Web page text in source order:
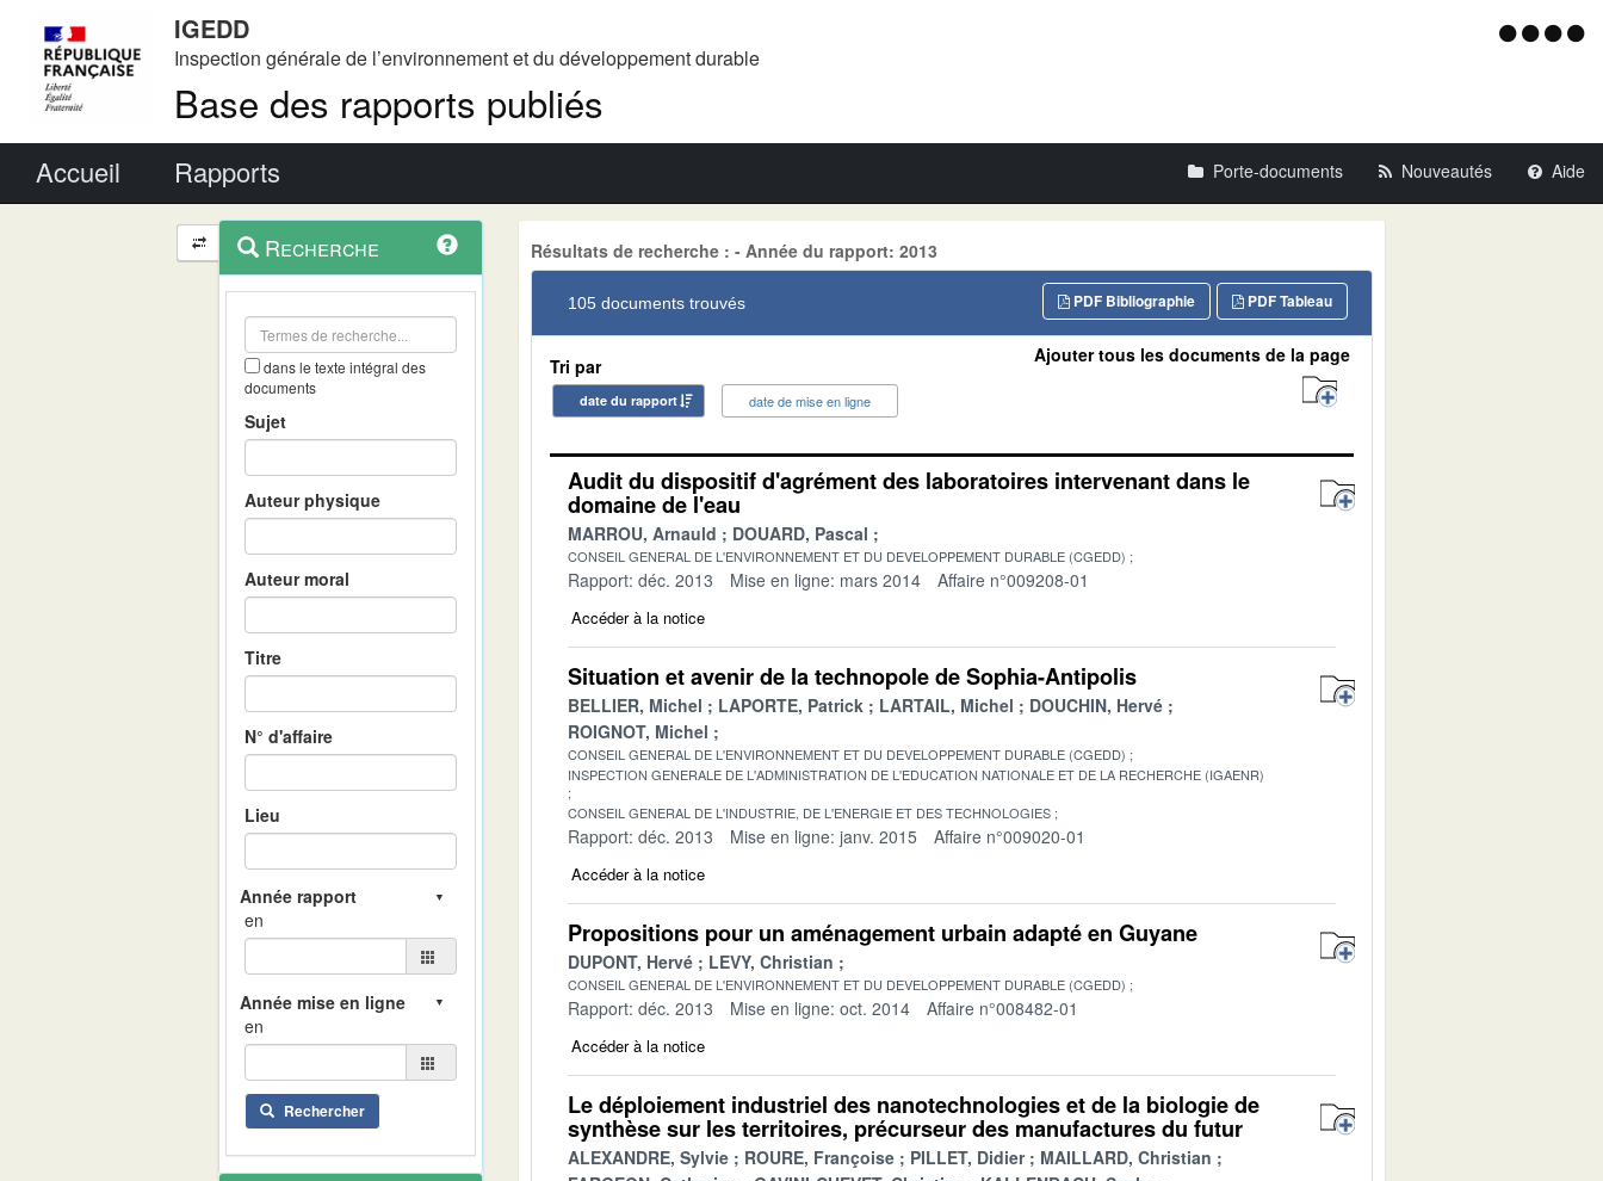
IGEDD
Inspection générale de l’environnement et du développement durable
Base des rapports publiés
Menu
Accueil Rapports Porte-documents Nouveautés Aide
Navigation
et
outils
contextuel
Recherche
dans le texte intégral des
documents
Sujet
Auteur physique
Auteur moral
Titre
N° d'affaire
Lieu
en
en
Rechercher
Résultats de recherche : - Année du rapport: 2013
105 documents trouvés PDF Tableau
PDF Bibliographie
Tri par
date du rapport date de mise en ligne
Ajouter tous les documents de la page
Audit du dispositif d'agrément des laboratoires intervenant dans le
domaine de l'eau
MARROU, Arnauld DOUARD, Pascal
CONSEIL GENERAL DE L'ENVIRONNEMENT ET DU DEVELOPPEMENT DURABLE (CGEDD)
Rapport: déc. 2013 Mise en ligne: mars 2014 Affaire n°009208-01
Accéder à la notice
Situation et avenir de la technopole de Sophia-Antipolis
BELLIER, Michel LAPORTE, Patrick LARTAIL, Michel
DOUCHIN, Hervé
ROIGNOT, Michel
CONSEIL GENERAL DE L'ENVIRONNEMENT ET DU DEVELOPPEMENT DURABLE (CGEDD)
INSPECTION GENERALE DE L'ADMINISTRATION DE L'EDUCATION NATIONALE ET DE LA RECHERCHE (IGAENR)
CONSEIL GENERAL DE L'INDUSTRIE, DE L'ENERGIE ET DES TECHNOLOGIES
Rapport: déc. 2013 Mise en ligne: janv. 2015 Affaire n°009020-01
Accéder à la notice
Propositions pour un aménagement urbain adapté en Guyane
DUPONT, Hervé LEVY, Christian
CONSEIL GENERAL DE L'ENVIRONNEMENT ET DU DEVELOPPEMENT DURABLE (CGEDD)
Rapport: déc. 2013 Mise en ligne: oct. 2014 Affaire n°008482-01
Accéder à la notice
Le déploiement industriel des nanotechnologies et de la biologie de
synthèse sur les territoires, précurseur des manufactures du futur
ALEXANDRE, Sylvie ROURE, Françoise PILLET, Didier
MAILLARD, Christian